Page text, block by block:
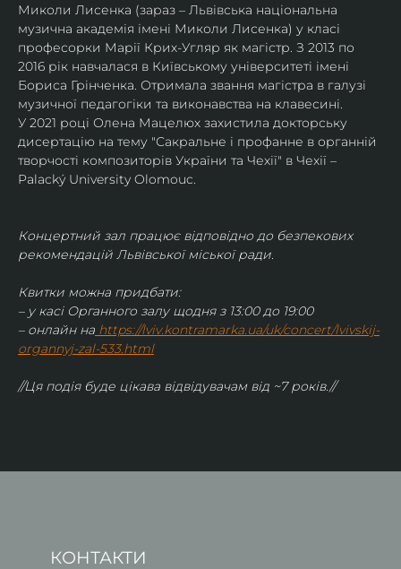
Миколи Лисенка (зараз – Львівська національна
музична академія імені Миколи Лисенка) у класі
професорки Марії Крих-Угляр як магістр. З 2013 по
2016 рік навчалася в Київському університеті імені
Бориса Грінченка. Отримала звання магістра в галузі
музичної педагогіки та виконавства на клавесині.
У 2021 році Олена Мацелюх захистила докторську
дисертацію на тему "Сакральне і профанне в органній
творчості композиторів України та Чехії" в Чехії –
Palacký University Olomouc.
Концертний зал працює відповідно до безпекових
рекомендацій Львівської міської ради.
Квитки можна придбати:
– у касі Органного залу щодня з 13:00 до 19:00
– онлайн на https://lviv.kontramarka.ua/uk/concert/lvivskij-
organnyj-zal-533.html
//Ця подія буде цікава відвідувачам від ~7 років.//
КОНТАКТИ